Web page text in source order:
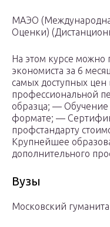
МАЭО
Оценки)
На этом курсе можно
экономиста за 6
самых доступных
профессиональной
образца; — Обучение
формате; —
профстандарту
Крупнейшее
дополнительного
Вузы
Московский